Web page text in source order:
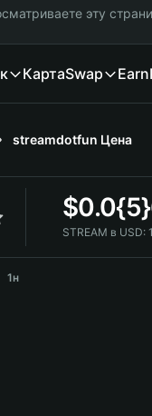
эту
КартаSwap Earn
streamdotfun Цена
$
STREAM в USD:
1н